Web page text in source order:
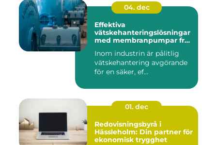
04. dec
Effektiva
vätskehanteringslösningar
med membranpumpar från
Inom industrin är pålitlig
vätskehantering avgörande
för en säker, ef...
01. dec
Redovisningsbyrå i
Hässleholm: Din partner för
ekonomisk trygghet